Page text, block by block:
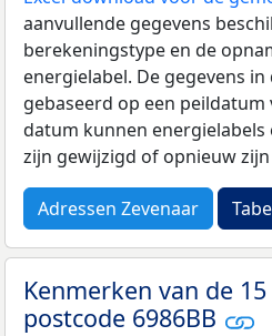
aanvullende gegevens
berekeningstype en de
energielabel. De gegevens in
gebaseerd op een peildatum
datum kunnen
zijn gewijzigd of opnieuw
Adressen Zevenaar
Kenmerken van de
postcode 6986BB